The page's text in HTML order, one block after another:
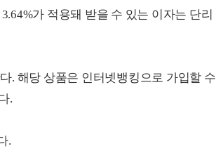
가 적용돼 받을 수 있는 이자는 단리
. 해당 상품은 인터넷뱅킹으로 가입할 수
.
.